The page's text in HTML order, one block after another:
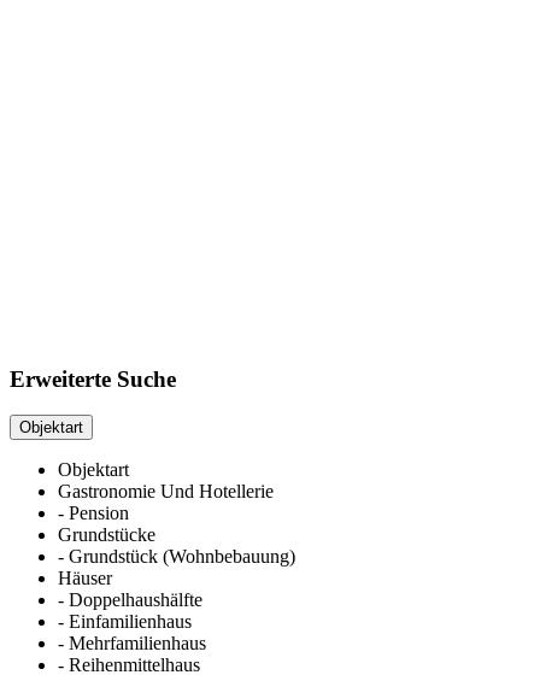
Erweiterte Suche
Objektart
Objektart
Gastronomie Und Hotellerie
- Pension
Grundstücke
- Grundstück (Wohnbebauung)
Häuser
- Doppelhaushälfte
- Einfamilienhaus
- Mehrfamilienhaus
- Reihenmittelhaus